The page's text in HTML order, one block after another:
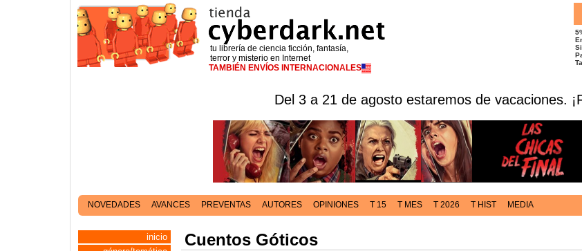
tu librería de ciencia ficción, fantasía,
terror y misterio en Internet
TAMBIÉN ENVÍOS INTERNACIONALES
Del 3 a 21 de agosto estaremos de vacaciones.
NOVEDADES AVANCES PREVENTAS AUTORES OPINIONES T 15 T MES T 2026 T HIST MEDIA
inicio
Cuentos Góticos